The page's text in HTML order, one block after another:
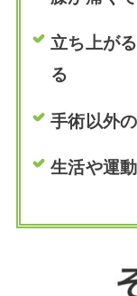
立ち上が
る
手術以外
生活や運